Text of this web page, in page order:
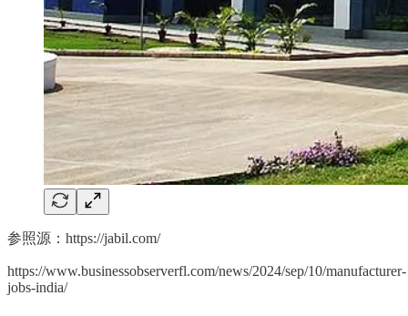
参照源：https://jabil.com/
https://www.businessobserverfl.com/news/2024/sep/10/manufacturer-
jobs-india/